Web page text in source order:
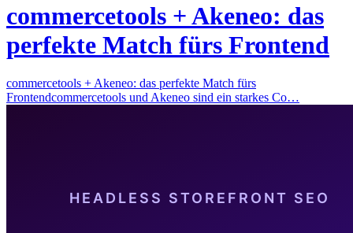
commercetools + Akeneo: das
perfekte Match fürs Frontend
commercetools + Akeneo: das perfekte Match fürs
Frontendcommercetools und Akeneo sind ein starkes Co…